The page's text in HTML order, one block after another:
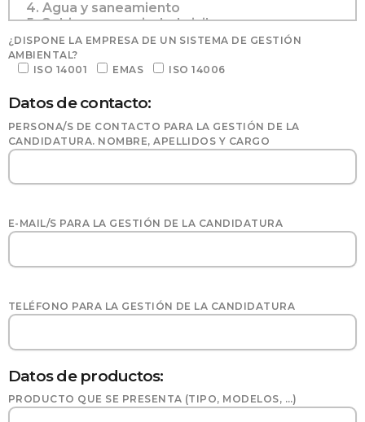
¿DISPONE LA EMPRESA DE UN SISTEMA DE GESTIÓN
AMBIENTAL?
ISO 14001
EMAS ISO 14006
Datos de contacto:
PERSONA/S DE CONTACTO PARA LA GESTIÓN DE LA
CANDIDATURA. NOMBRE, APELLIDOS Y CARGO
E-MAIL/S PARA LA GESTIÓN DE LA CANDIDATURA
TELÉFONO PARA LA GESTIÓN DE LA CANDIDATURA
Datos de productos:
PRODUCTO QUE SE PRESENTA (TIPO, MODELOS, …)